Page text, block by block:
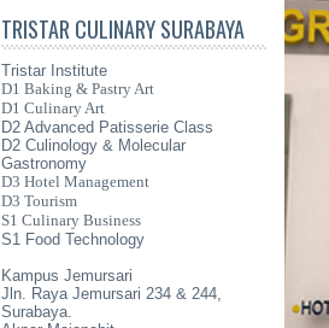
TRISTAR CULINARY SURABAYA
Tristar Institute
D1 Baking & Pastry Art
D1 Culinary Art
D2 Advanced Patisserie Class
D2 Culinology & Molecular
Gastronomy
D3 Hotel Management
D3 Tourism
S1 Culinary Business
S1 Food Technology
Kampus Jemursari
Jln. Raya Jemursari 234 & 244,
Surabaya.